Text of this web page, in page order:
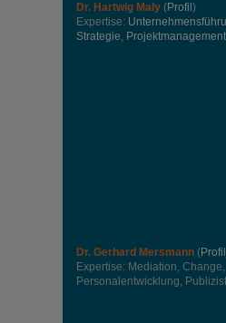
Dr. Hartwig Maly (Profil )
Expertise:
Strategie, Projektmanagement
Dr. Gerhard Mersmann (Profil
Expertise: Mediation, Change,
Personalentwicklung,